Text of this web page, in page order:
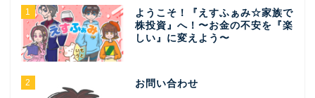
1
ようこそ！『えすふぁみ☆家族で
株投資』へ！〜お金の不安を『楽
しい』に変えよう〜
2 お問い合わせ